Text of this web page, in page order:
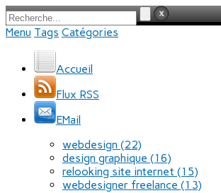
Menu Tags Catégories
Accueil
Flux RSS
EMail
webdesign (22)
design graphique (16)
relooking site internet (15)
webdesigner freelance (13)